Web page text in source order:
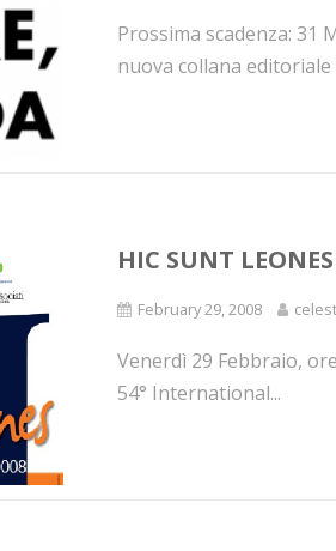
Prossima scadenza: 31
nuova collana editoriale
HIC SUNT
February 29, 2008
Venerdì 29 Febbraio,
54° International...